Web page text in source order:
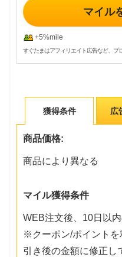
マイル
+5%mile
すぐたまはアフィリエイト広告など、プ
獲得条件 広
商品価格:
商品により異なる
マイル獲得条件
WEB注文後、10日以
※クーポン/ポイントを
引き後の金額に修正し